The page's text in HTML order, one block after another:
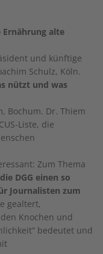
Ernährung alte
und künftige
Schulz, Köln.
nützt und was
Bochum. Dr. Thiem
Liste, die
Zum Thema
DGG einen so
Journalisten zum
gealtert,
Knochen und
bedeutet und